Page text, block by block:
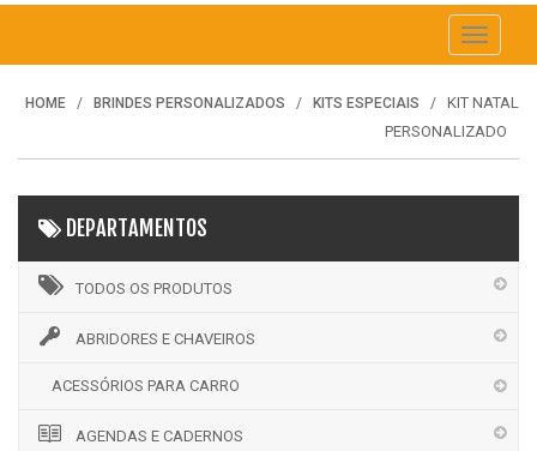
Toggle
HOME BRINDES PERSONALIZADOS KITS ESPECIAIS
KIT NATAL
PERSONALIZADO
DEPARTAMENTOS
TODOS OS PRODUTOS
ABRIDORES E CHAVEIROS
ACESSÓRIOS PARA CARRO
AGENDAS E CADERNOS